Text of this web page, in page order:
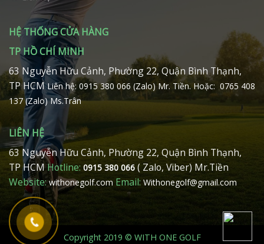
HỆ THỐNG CỬA HÀNG
TP HỒ CHÍ MINH
63 Nguyễn Hữu Cảnh, Phường 22, Quận Bình Thạnh,
TP HCMLiên hệ: 0915 380 066 (Zalo) Mr. Tiền. Hoặc: 0765 408
137 (Zalo) Ms.Trân
LIÊN HỆ
63 Nguyễn Hữu Cảnh, Phường 22, Quận Bình Thạnh,
TP HCMHotline: 0915 380 066 ( Zalo, Viber) Mr.Tiền
Website:withonegolf.com Email: Withonegolf@gmail.com
Copyright 2019 © WITH ONE GOLF